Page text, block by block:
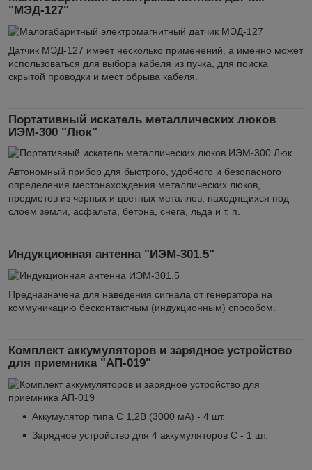
"МЭД-127"
Датчик МЭД-127 имеет несколько применений, а именно может
использоваться для выбора кабеля из пучка, для поиска
скрытой проводки и мест обрыва кабеля.
Портативный искатель металлических люков
ИЭМ-300 "Люк"
Автономный прибор для быстрого, удобного и безопасного
определения местонахождения металлических люков,
предметов из черных и цветных металлов, находящихся под
слоем земли, асфальта, бетона, снега, льда и т. п.
Индукционная антенна "ИЭМ-301.5"
Предназначена для наведения сигнала от генератора на
коммуникацию бесконтактным (индукционным) способом.
Комплект аккумуляторов и зарядное устройство
для приемника "АП-019"
Аккумулятор типа С 1,2В (3000 мА) - 4 шт.
Зарядное устройство для 4 аккумуляторов С - 1 шт.